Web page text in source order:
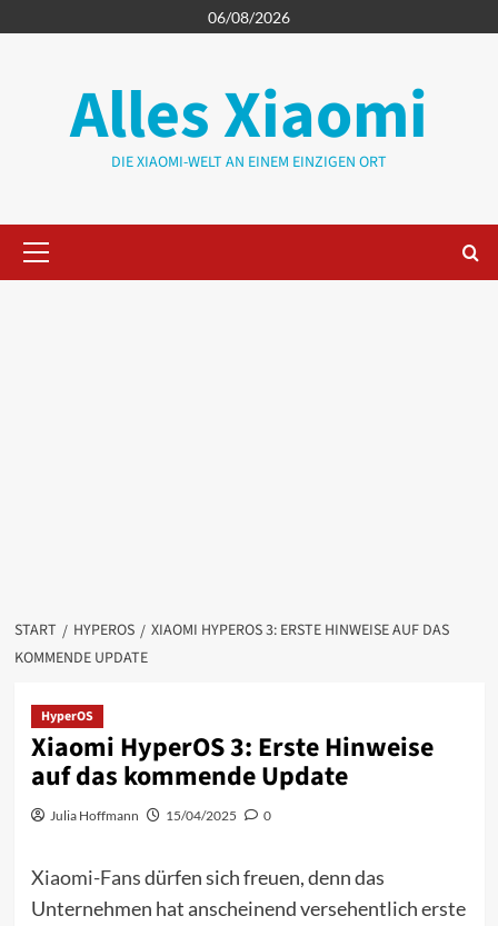
Inhalt
06/08/2026
Alles Xiaomi
DIE XIAOMI-WELT AN EINEM EINZIGEN ORT
Menü
START HYPEROS
XIAOMI HYPEROS 3: ERSTE HINWEISE AUF DAS
KOMMENDE UPDATE
HyperOS
Xiaomi HyperOS 3: Erste Hinweise
auf das kommende Update
Julia Hoffmann 15/04/2025 0
Xiaomi-Fansdürfen sich freuen, denn das
Unternehmen hat anscheinend versehentlich erste